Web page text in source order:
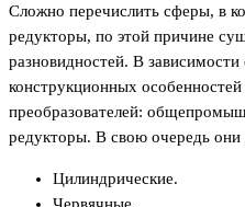
Сложно перечислить сферы, в
редукторы, по этой причине
разновидностей. В зависимости
конструкционных
преобразователей:
редукторы. В свою очередь они
Цилиндрические.
Червячные.